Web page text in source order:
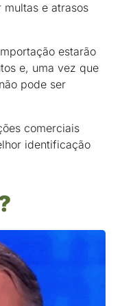
e atrasos
estarão
e, uma vez que
pode ser
comerciais
identificação